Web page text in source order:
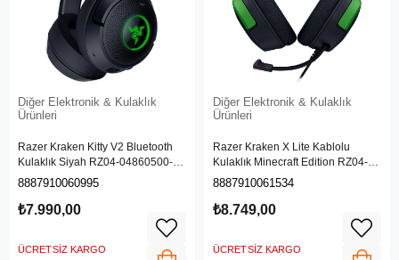
Diğer Elektronik & Kulaklık
Ürünleri
Razer Kraken Kitty V2 Bluetooth
Kulaklık Siyah RZ04-04860500-
R3M1
8887910060995
₺7.990,00
ÜCRETSIZ KARGO
Diğer Elektronik & Kulaklık
Ürünleri
Razer Kraken X Lite Kablolu
Kulaklık Minecraft Edition RZ04-
05180200-R3M1
8887910061534
₺8.749,00
ÜCRETSIZ KARGO